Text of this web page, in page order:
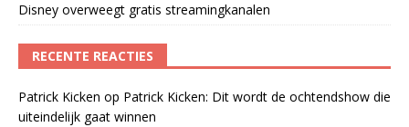
Disney overweegt gratis streamingkanalen
RECENTE REACTIES
Patrick Kicken op Patrick Kicken: Dit wordt de ochtendshow die
uiteindelijk gaat winnen